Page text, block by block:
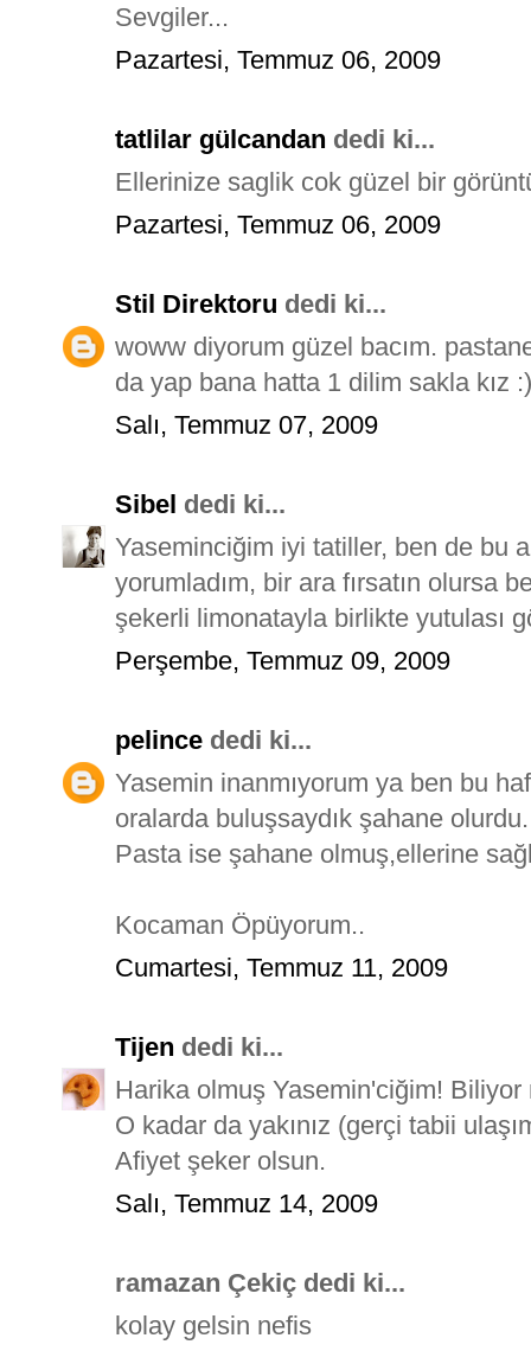
Sevgiler...
Pazartesi, Temmuz 06, 2009
tatlilar gülcandan dedi ki...
Ellerinize saglik cok güzel bir
Pazartesi, Temmuz 06, 2009
Stil Direktoru dedi ki...
woww diyorum güzel bacım.
da yap bana hatta 1 dilim sakla kız
Salı, Temmuz 07, 2009
Sibel dedi ki...
Yaseminciğim iyi tatiller, ben de bu
yorumladım, bir ara fırsatın olursa
şekerli limonatayla birlikte yutulası
Perşembe, Temmuz 09, 2009
pelince dedi ki...
Yasemin inanmıyorum ya ben bu
oralarda buluşsaydık şahane
Pasta ise şahane olmuş,ellerine
Kocaman Öpüyorum..
Cumartesi, Temmuz 11, 2009
Tijen dedi ki...
Harika olmuş Yasemin'ciğim!
O kadar da yakınız (gerçi tabii
Afiyet şeker olsun.
Salı, Temmuz 14, 2009
ramazan Çekiç dedi ki...
kolay gelsin nefis